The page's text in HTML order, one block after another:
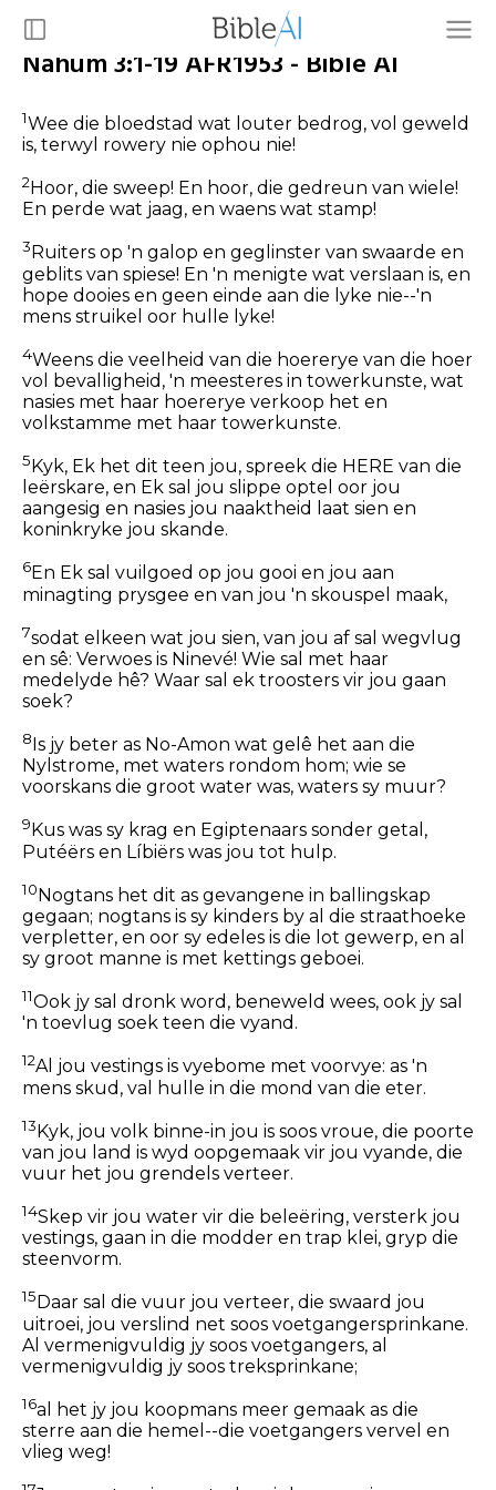
Nahum 3:1-19 AFR1953 - Bible AI
1Wee die bloedstad wat louter bedrog, vol geweld
is, terwyl rowery nie ophou nie!
2 Hoor, die sweep! En hoor, die gedreun van wiele!
En perde wat jaag, en waens wat stamp!
3 Ruiters op 'n galop en geglinster van swaarde en
geblits van spiese! En 'n menigte wat verslaan is, en
hope dooies en geen einde aan die lyke nie--'n
mens struikel oor hulle lyke!
4Weens die veelheid van die hoererye van die hoer
vol bevalligheid, 'n meesteres in towerkunste, wat
nasies met haar hoererye verkoop het en
volkstamme met haar towerkunste.
5 Kyk, Ek het dit teen jou, spreek die HERE van die
leërskare, en Ek sal jou slippe optel oor jou
aangesig en nasies jou naaktheid laat sien en
koninkryke jou skande.
6En Ek sal vuilgoed op jou gooi en jou aan
minagting prysgee en van jou 'n skouspel maak,
7sodat elkeen wat jou sien, van jou af sal wegvlug
en sê: Verwoes is Ninevé! Wie sal met haar
medelyde hê? Waar sal ek troosters vir jou gaan
soek?
8 Is jy beter as No-Amon wat gelê het aan die
Nylstrome, met waters rondom hom; wie se
voorskans die groot water was, waters sy muur?
9 Kus was sy krag en Egiptenaars sonder getal,
Putéërs en Líbiërs was jou tot hulp.
10Nogtans het dit as gevangene in ballingskap
gegaan; nogtans is sy kinders by al die straathoeke
verpletter, en oor sy edeles is die lot gewerp, en al
sy groot manne is met kettings geboei.
11Ook jy sal dronk word, beneweld wees, ook jy sal
'n toevlug soek teen die vyand.
12Al jou vestings is vyebome met voorvye: as 'n
mens skud, val hulle in die mond van die eter.
13Kyk, jou volk binne-in jou is soos vroue, die poorte
van jou land is wyd oopgemaak vir jou vyande, die
vuur het jou grendels verteer.
14Skep vir jou water vir die beleëring, versterk jou
vestings, gaan in die modder en trap klei, gryp die
steenvorm.
15 Daar sal die vuur jou verteer, die swaard jou
uitroei, jou verslind net soos voetgangersprinkane.
Al vermenigvuldig jy soos voetgangers, al
vermenigvuldig jy soos treksprinkane;
16al het jy jou koopmans meer gemaak as die
sterre aan die hemel--die voetgangers vervel en
vlieg weg!